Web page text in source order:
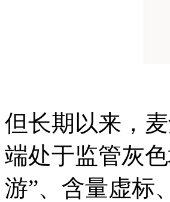
但长期以来，
端处于监管灰
游”、含量虚标